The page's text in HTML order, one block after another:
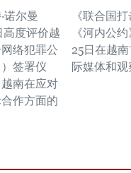
诺尔曼
高度评价越
络犯罪公
签署仪
南在应对
作方面的
《联合国
《河内公
25日在越
际媒体和观